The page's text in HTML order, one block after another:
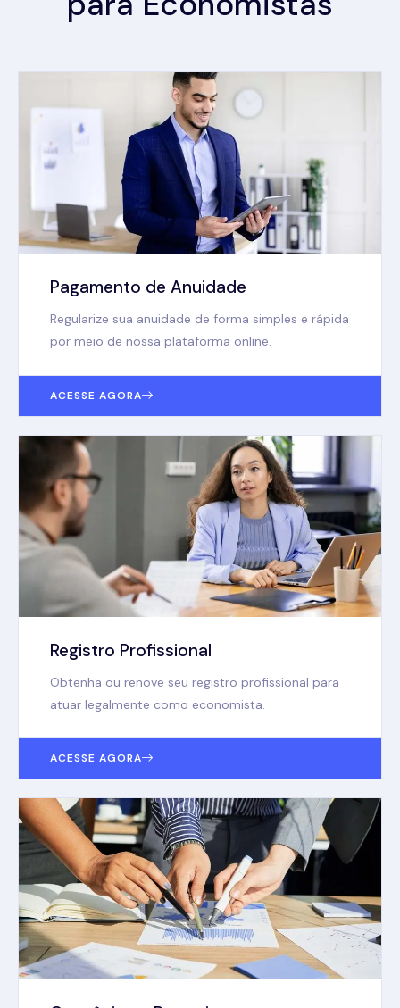
Pagamento de Anuidade
Regularize sua anuidade de forma simples e rápida
por meio de nossa plataforma online.
ACESSE AGORA
Registro Profissional
Obtenha ou renove seu registro profissional para
atuar legalmente como economista.
ACESSE AGORA